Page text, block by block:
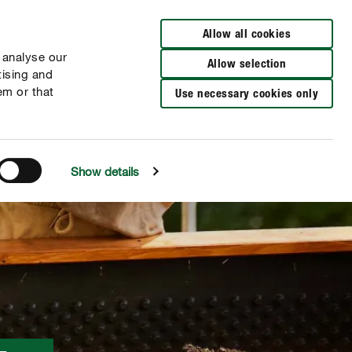
our
and
or that
Show details
Allow all cookies
Allow selection
Use necessary cookies only
Verkooppunten